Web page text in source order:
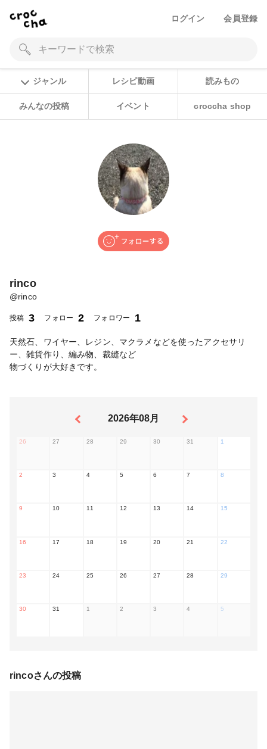
ログイン 会員登録
ジャンル レシピ動画 読みもの
みんなの投稿 イベント croccha shop
rinco
@rinco
投稿 3 フォロー 2 フォロワー 1
天然石、ワイヤー、レジン、マクラメなどを使ったアクセサリ
ー、雑貨作り、編み物、裁縫など
物づくりが大好きです。
2026年08月
26 27 28 29 30 31 1
2 3 4 5 6 7 8
9 10 11 12 13 14 15
16 17 18 19 20 21 22
23 24 25 26 27 28 29
30 31 1 2 3 4 5
rincoさんの投稿